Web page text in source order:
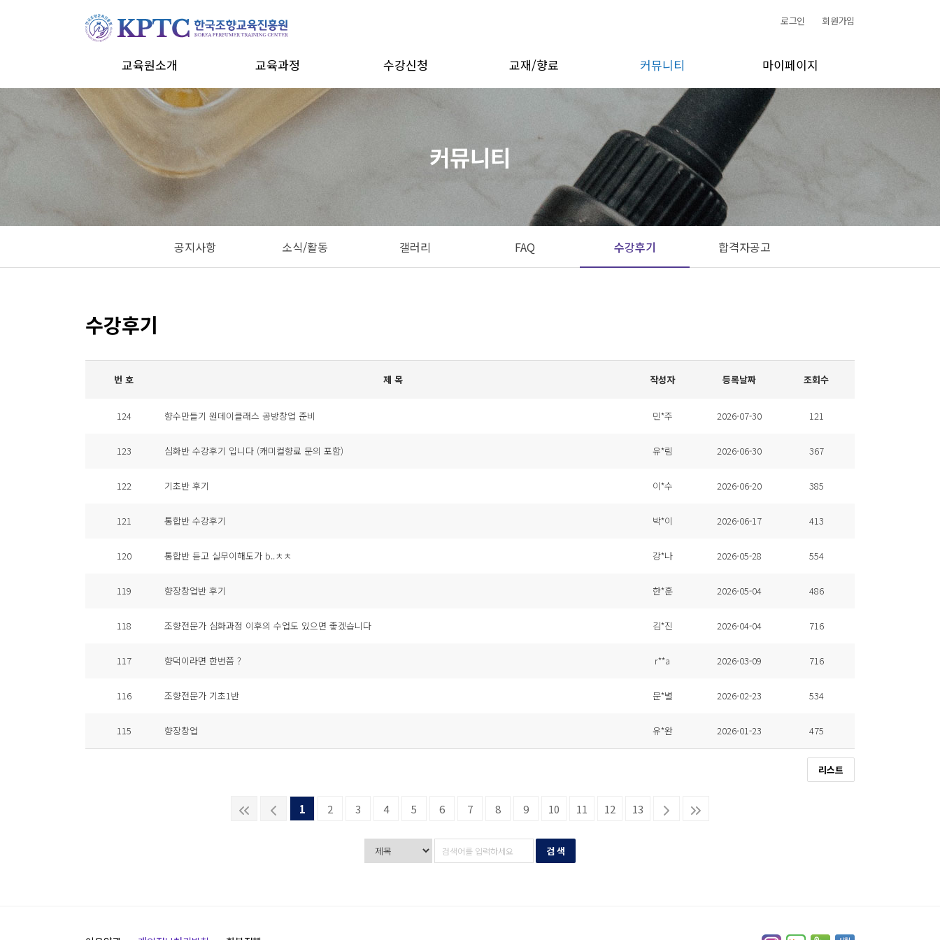
로그인 회원가입
교육원소개
교육원소개
강사소개
CI
오시는 길
교육과정
조향전문가 자격과정
조향지도사 자격과정
창업 과정
맞춤형화장품
수강신청
대면수업
교재/향료 커뮤니티
공지사항
소식/활동
갤러리
FAQ
수강후기
합격자공고
마이페이지
수강신청내역
개인정보 수정
주문내역
커뮤니티
공지사항 소식/활동 갤러리 FAQ 수강후기 합격자공고
수강후기
번 호 제 목 작성자 등록날짜 조회수
124 향수만들기 원데이클래스 공방창업 준비 민*주 2026-07-30 121
123 심화반 수강후기 입니다 (캐미컬향료 문의 포함) 유*림 2026-06-30 367
122 기초반 후기 이*수 2026-06-20 385
121 통합반 수강후기 박*이 2026-06-17 413
120 통합반 듣고 실무이해도가 b..ㅊㅊ 강*나 2026-05-28 554
119 향장창업반 후기 한*훈 2026-05-04 486
118 조향전문가 심화과정 이후의 수업도 있으면 좋겠습니다 김*진 2026-04-04 716
117 향덕이라면 한번쯤 ? r**a 2026-03-09 716
116 조향전문가 기초1반 문*별 2026-02-23 534
115 향장창업 유*완 2026-01-23 475
리스트
1 2 3 4 5 6 7 8 9 10 11 12 13
검 색